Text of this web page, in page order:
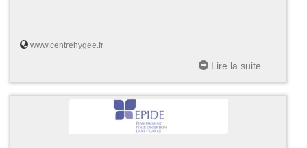
www.centrehygee.fr
Lire la suite